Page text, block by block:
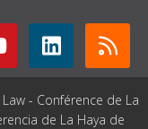
- Conférence de La
de La Haya de